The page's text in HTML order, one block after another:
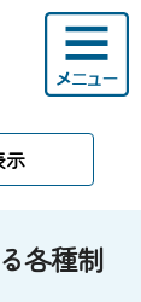
示
各種制